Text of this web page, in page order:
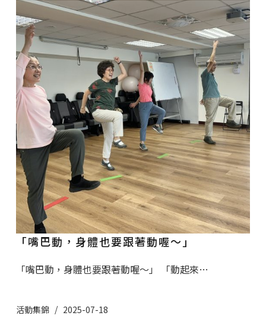
「嘴巴動，身體也要跟著動喔～」
「嘴巴動，身體也要跟著動喔～」 「動起來…
活動集錦 2025-07-18